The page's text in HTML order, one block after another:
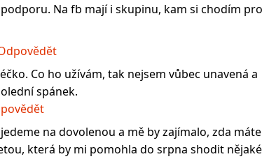
Na fb mají i skupinu, kam si chodím pro
Co ho užívám, tak nejsem vůbec unavená a
spánek.
na dovolenou a mě by zajímalo, zda máte
která by mi pomohla do srpna shodit nějaké